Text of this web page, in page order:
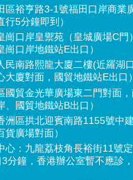
區裕亨路3-1號福田口岸商業
行5分鐘即到）
崗口岸皇禦苑（皇城廣場C門
口岸地鐵站E出口）
民南路熙龍大廈二樓(近羅湖
廈對面，國貿地鐵站E出口）
國貿金光華廣場東二門對面
國貿地鐵站B出口）
洲區拱北迎賓南路1155號中
貨廣場對面）
心：九龍荔枝角長裕街11號
3分鐘，香港辦公室暫不應診